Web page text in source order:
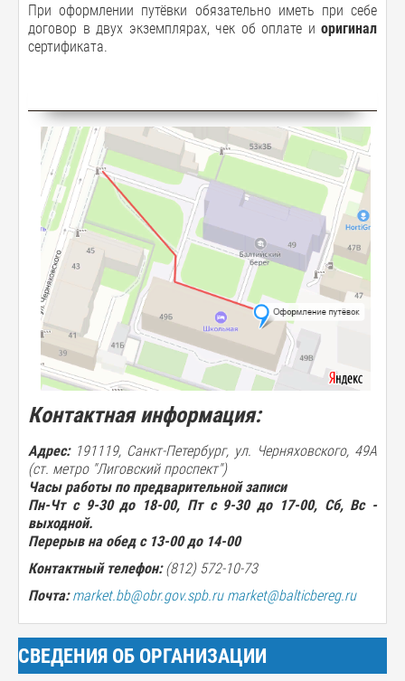
При оформлении путёвки обязательно иметь при себе
договор в двух экземплярах, чек об оплате и оригинал
сертификата.
Контактная информация:
Адрес:191119, Санкт-Петербург, ул. Черняховского, 49А
(ст. метро "Лиговский проспект")
Часы работы по предварительной записи
Пн-Чт с 9-30 до 18-00, Пт с 9-30 до 17-00, Сб, Вс -
выходной.
Перерыв на обед с 13-00 до 14-00
Контактный телефон:(812) 572-10-73
Почта: market.bb@obr.gov.spb.ru market@balticbereg.ru
СВЕДЕНИЯ ОБ ОРГАНИЗАЦИИ